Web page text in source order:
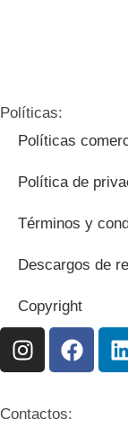
Políticas:
Políticas
Política de
Términos y
Descargos de
Copyright
Contactos: